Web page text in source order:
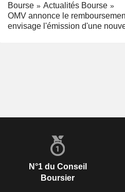
Bourse
Actualités Bourse
OMV annonce le
envisage l'émission d'une
N°1 du Conseil
Boursier